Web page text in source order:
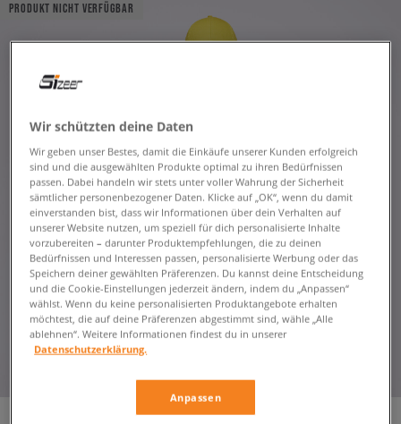
PRODUKT NICHT VERFÜGBAR
Wir schützten deine Daten
Wir geben unser Bestes, damit die Einkäufe unserer Kunden erfolgreich
sind und die ausgewählten Produkte optimal zu ihren Bedürfnissen
passen. Dabei handeln wir stets unter voller Wahrung der Sicherheit
sämtlicher personenbezogener Daten. Klicke auf „OK“, wenn du damit
einverstanden bist, dass wir Informationen über dein Verhalten auf
unserer Website nutzen, um speziell für dich personalisierte Inhalte
vorzubereiten – darunter Produktempfehlungen, die zu deinen
Bedürfnissen und Interessen passen, personalisierte Werbung oder das
Speichern deiner gewählten Präferenzen. Du kannst deine Entscheidung
und die Cookie-Einstellungen jederzeit ändern, indem du „Anpassen“
wählst. Wenn du keine personalisierten Produktangebote erhalten
möchtest, die auf deine Präferenzen abgestimmt sind, wähle „Alle
ablehnen“. Weitere Informationen findest du in unserer
Datenschutzerklärung.
Anpassen